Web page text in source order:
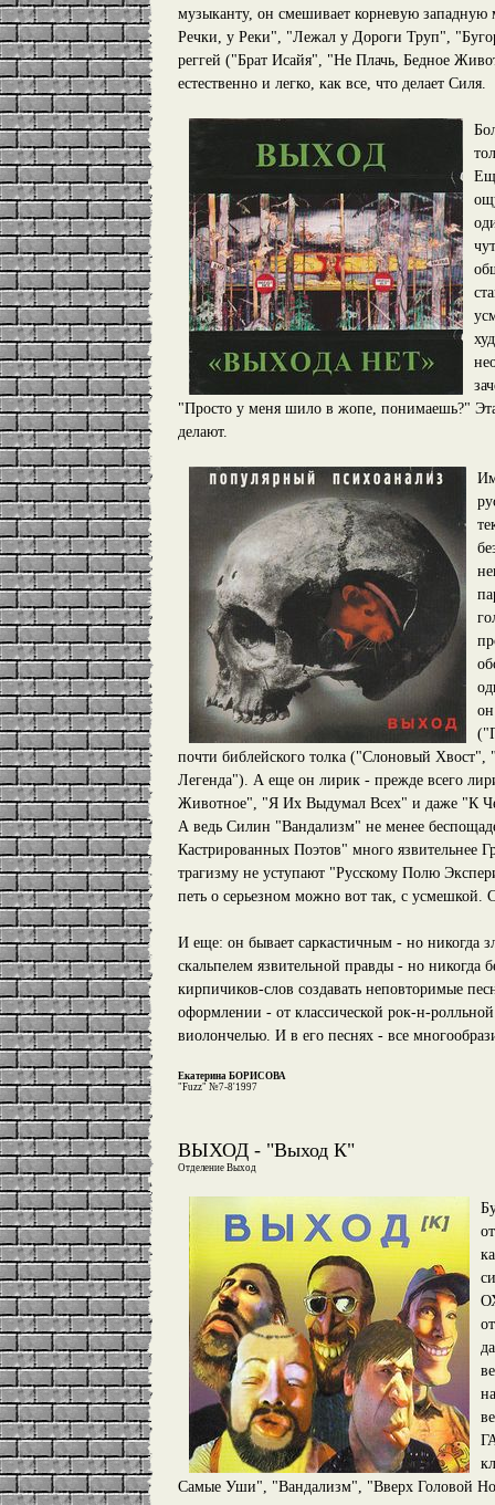
музыканту, он смешивает корневую
Речки, у Реки", "Лежал у Дороги Труп",
реггей ("Брат Исайя", "Не Плачь, Бедное
естественно и легко, как все, что делает Силя.
"Просто у меня шило в жопе, понимаешь?" Эта
делают.
почти библейского толка ("Слоновый
Легенда"). А еще он лирик - прежде всего
Животное", "Я Их Выдумал Всех" и даже "К
А ведь Силин "Вандализм" не менее
Кастрированных Поэтов" много язвительнее
трагизму не уступают "Русскому Полю
петь о серьезном можно вот так, с усмешкой.
И еще: он бывает саркастичным - но никогда
скальпелем язвительной правды - но
кирпичиков-слов создавать неповторимые
оформлении - от классической рок-н-
виолончелью. И в его песнях - все
Екатерина БОРИСОВА
"Fuzz" №7-8'1997
ВЫХОД - "Выход К"
Отделение Выход
Самые Уши", "Вандализм", "Вверх Головой